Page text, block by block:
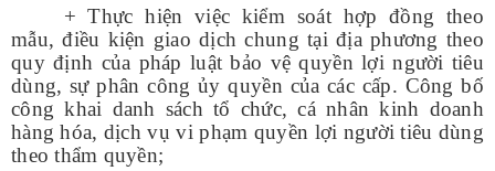
+Thực hiện việc kiểm soát hợp đồng theo
mẫu, điều kiện giao dịch chung tại địa phương theo
quy định của pháp luật bảo vệ quyền lợi người tiêu
dùng, sự phân công ủy quyền của các cấp. Công bố
công khai danh sách tổ chức, cá nhân kinh doanh
hàng hóa, dịch vụ vi phạm quyền lợi người tiêu dùng
theo thẩm quyền;